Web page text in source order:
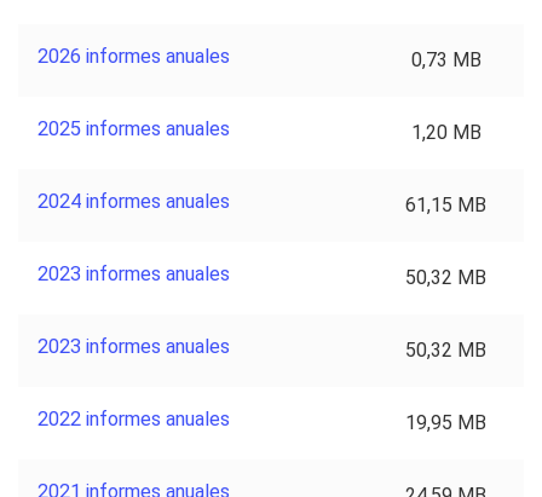
2026 informes anuales 0,73 MB
2025 informes anuales 1,20 MB
2024 informes anuales 61,15 MB
2023 informes anuales 50,32 MB
2023 informes anuales 50,32 MB
2022 informes anuales 19,95 MB
2021 informes anuales